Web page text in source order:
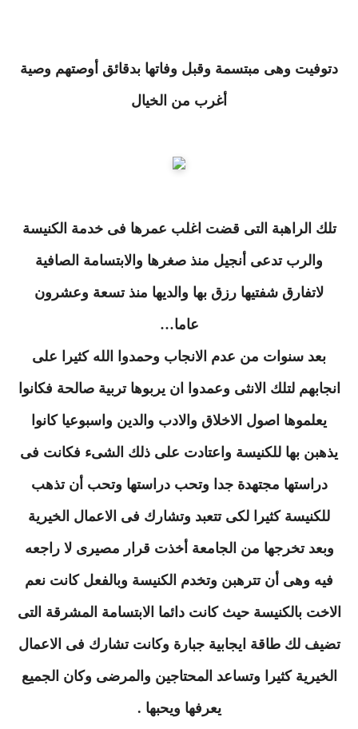
دتوفيت وهى مبتسمة وقبل وفاتها بدقائق أوصتهم وصية
أغرب من الخيال
تلك الراهبة التى قضت اغلب عمرها فى خدمة الكنيسة
والرب تدعى أنجيل منذ صغرها والابتسامة الصافية
لاتفارق شفتيها رزق بها والديها منذ تسعة وعشرون
عاما…
بعد سنوات من عدم الانجاب وحمدوا الله كثيرا على
انجابهم لتلك الانثى وعمدوا ان يربوها تربية صالحة فكانوا
يعلموها اصول الاخلاق والادب والدين واسبوعيا كانوا
يذهبن بها للكنيسة واعتادت على ذلك الشىء فكانت فى
دراستها مجتهدة جدا وتحب دراستها وتحب أن تذهب
للكنيسة كثيرا لكى تتعبد وتشارك فى الاعمال الخيرية
وبعد تخرجها من الجامعة أخذت قرار مصيرى لا راجعه
فيه وهى أن تترهبن وتخدم الكنيسة وبالفعل كانت نعم
الاخت بالكنيسة حيث كانت دائما الابتسامة المشرقة التى
تضيف لك طاقة ايجابية جبارة وكانت تشارك فى الاعمال
الخيرية كثيرا وتساعد المحتاجين والمرضى وكان الجميع
يعرفها ويحبها .